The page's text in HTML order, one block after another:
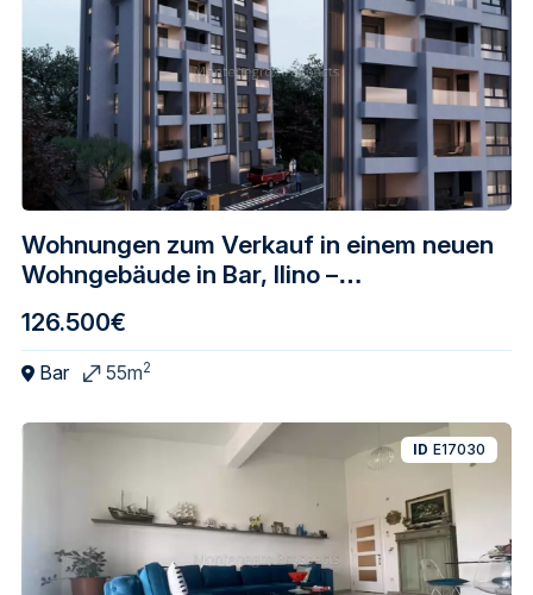
Wohnungen zum Verkauf in einem neuen
Wohngebäude in Bar, Ilino –
126.500€
Bar 55m2
ID E17030